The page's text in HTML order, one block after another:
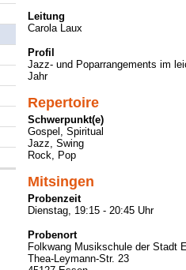
Leitung
Carola Laux
Profil
Jazz- und Poparrangements im
Jahr
Repertoire
Schwerpunkt(e)
Gospel, Spiritual
Jazz, Swing
Rock, Pop
Mitsingen
Probenzeit
Dienstag, 19:15 - 20:45 Uhr
Probenort
Folkwang Musikschule der Stadt
Thea-Leymann-Str. 23